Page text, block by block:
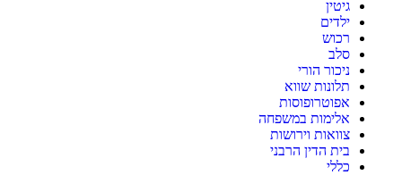
גיטין
ילדים
רכוש
סלב
ניכור הורי
תלונות שווא
אפוטרופוסות
אלימות במשפחה
צוואות וירושות
בית הדין הרבני
כללי